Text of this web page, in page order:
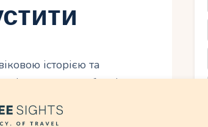
історією та
знаходиться безліч
під час відвідин
Собор Святого Петра, що є